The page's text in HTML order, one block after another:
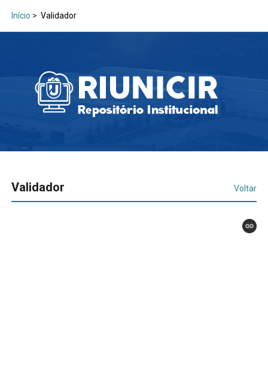
Início > Validador
Validador Voltar